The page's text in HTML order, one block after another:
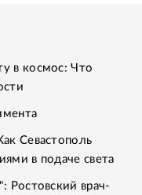
в космос: Что
Севастополь
в подаче света
Ростовский врач-